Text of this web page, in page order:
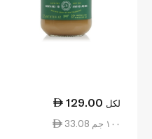
129.00 لكل
33.08 ١٠٠ جم